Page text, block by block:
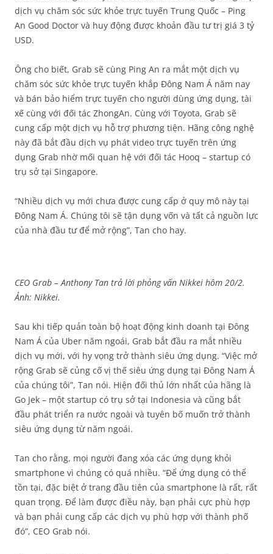
dịch vụ chăm sóc sức khỏe trực tuyến Trung Quốc – Ping
An Good Doctor và huy động được khoản đầu tư trị giá 3 tỷ
USD.
Ông cho biết, Grab sẽ cùng Ping An ra mắt một dịch vụ
chăm sóc sức khỏe trực tuyến khắp Đông Nam Á năm nay
và bán bảo hiểm trực tuyến cho người dùng ứng dụng, tài
xế cùng với đối tác ZhongAn. Cùng với Toyota, Grab sẽ
cung cấp một dịch vụ hỗ trợ phương tiện. Hãng công nghệ
này đã bắt đầu dịch vụ phát video trực tuyến trên ứng
dụng Grab nhờ mối quan hệ với đối tác Hooq – startup có
trụ sở tại Singapore.
“Nhiều dịch vụ mới chưa được cung cấp ở quy mô này tại
Đông Nam Á. Chúng tôi sẽ tận dụng vốn và tất cả nguồn lực
của nhà đầu tư để mở rộng”, Tan cho hay.
CEO Grab – Anthony Tan trả lời phỏng vấn Nikkei hôm 20/2.
Ảnh: Nikkei.
Sau khi tiếp quản toàn bộ hoạt động kinh doanh tại Đông
Nam Á của Uber năm ngoái, Grab bắt đầu ra mắt nhiều
dịch vụ mới, với hy vọng trở thành siêu ứng dụng. “Việc mở
rộng Grab sẽ củng cố vị thế siêu ứng dụng tại Đông Nam Á
của chúng tôi”, Tan nói. Hiện đối thủ lớn nhất của hãng là
Go Jek – một startup có trụ sở tại Indonesia và cũng bắt
đầu phát triển ra nước ngoài và tuyên bố muốn trở thành
siêu ứng dụng từ năm ngoái.
Tan cho rằng, mọi người đang xóa các ứng dụng khỏi
smartphone vì chúng có quá nhiều. “Để ứng dụng có thể
tồn tại, đặc biệt ở trang đầu tiên của smartphone là rất, rất
quan trọng. Để làm được điều này, bạn phải cực phù hợp
và bạn phải cung cấp các dịch vụ phù hợp với thành phố
đó”, CEO Grab nói.